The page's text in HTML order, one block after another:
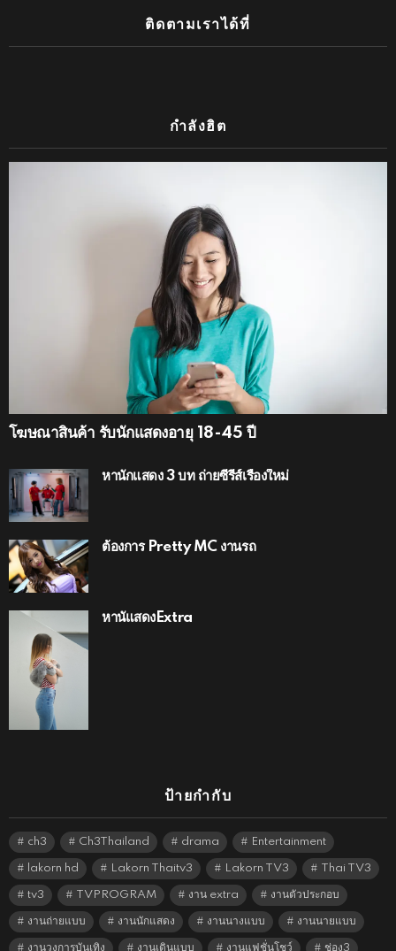
ติดตามเราได้ที่
กำลังฮิต
โฆษณาสินค้า รับนักแสดงอายุ 18-45 ปี
หานักแสดง 3 บท ถ่ายซีรีส์เรื่องใหม่
ต้องการ Pretty MC งานรถ
หานัแสดงExtra
ป้ายกำกับ
ch3 Ch3Thailand drama Entertainment
lakorn hd Lakorn Thaitv3 Lakorn TV3 Thai TV3
tv3 TVPROGRAM งาน extra งานตัวประกอบ
งานถ่ายแบบ งานนักแสดง งานนางแบบ งานนายแบบ
งานวงการบันเทิง งานเดินแบบ งานแฟชั่นโชว์ ช่อง3